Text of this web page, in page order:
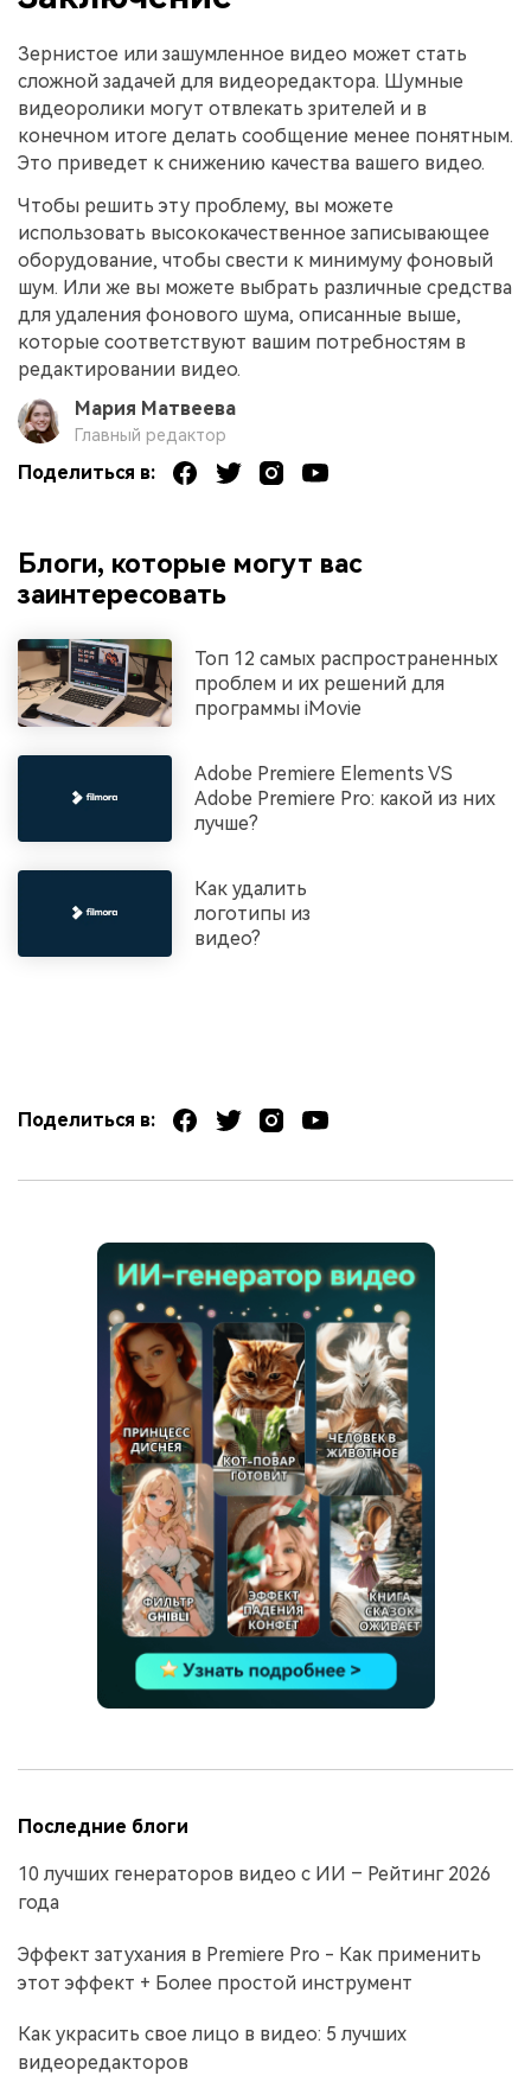
Зернистое или зашумленное видео может стать
сложной задачей для видеоредактора. Шумные
видеоролики могут отвлекать зрителей и в
конечном итоге делать сообщение менее понятным.
Это приведет к снижению качества вашего видео.
Чтобы решить эту проблему, вы можете
использовать высококачественное записывающее
оборудование, чтобы свести к минимуму фоновый
шум. Или же вы можете выбрать различные средства
для удаления фонового шума, описанные выше,
которые соответствуют вашим потребностям в
редактировании видео.
Мария Матвеева
Главный редактор
Поделиться в:
Блоги, которые могут вас
заинтересовать
Топ 12 самых распространенных
проблем и их решений для
программы iMovie
Adobe Premiere Elements VS
Adobe Premiere Pro: какой из них
лучше?
Как удалить
логотипы из
видео?
Поделиться в:
Последние блоги
10 лучших генераторов видео с ИИ – Рейтинг 2026
года
Эффект затухания в Premiere Pro - Как применить
этот эффект + Более простой инструмент
Как украсить свое лицо в видео: 5 лучших
видеоредакторов